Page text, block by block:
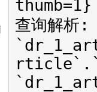
thumb=1}
查询解析: